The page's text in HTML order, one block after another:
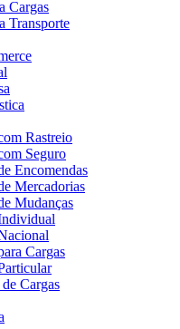
Cargas
Transporte
Rastreio
Seguro
Encomendas
Mercadorias
Mudanças
Cargas
Cargas